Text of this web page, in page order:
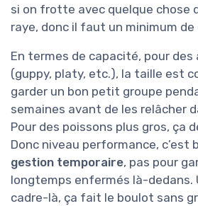
si on frotte avec quelque chose
raye, donc il faut un minimum de
En termes de capacité, pour des
(guppy, platy, etc.), la taille est
garder un bon petit groupe
semaines avant de les relâcher
Pour des poissons plus gros, ça
Donc niveau performance, c’est
gestion temporaire, pas pour
longtemps enfermés là-dedans.
cadre-là, ça fait le boulot sans